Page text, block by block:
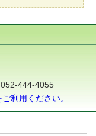
444-4055
利用ください。